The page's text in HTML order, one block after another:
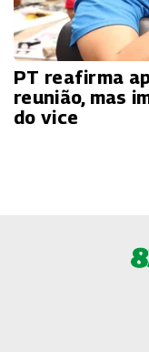
PT reafirma
reunião, mas
do vice